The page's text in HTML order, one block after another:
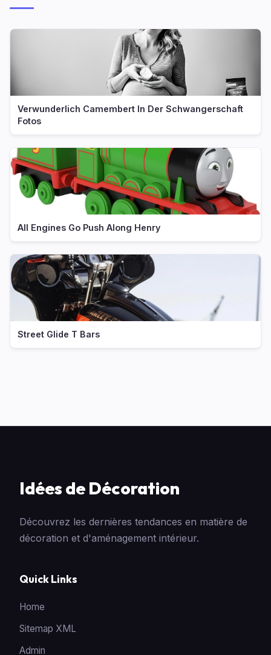
Verwunderlich Camembert In Der Schwangerschaft
Fotos
All Engines Go Push Along Henry
Street Glide T Bars
Idées de Décoration
Découvrez les dernières tendances en matière de
décoration et d'aménagement intérieur.
Quick Links
Home
Sitemap XML
Admin